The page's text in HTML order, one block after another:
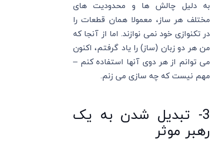
به دلیل چالش ها و محدودیت های
مختلف هر ساز، معمولا همان قطعات را
در تکنوازی خود نمی نوازند. اما از آنجا که
من هر دو زبان (ساز) را یاد گرفتم، اکنون
می توانم از هر دوی آنها استفاده کنم –
مهم نیست که چه سازی می زنم.
3- تبدیل شدن به یک
رهبر موثر